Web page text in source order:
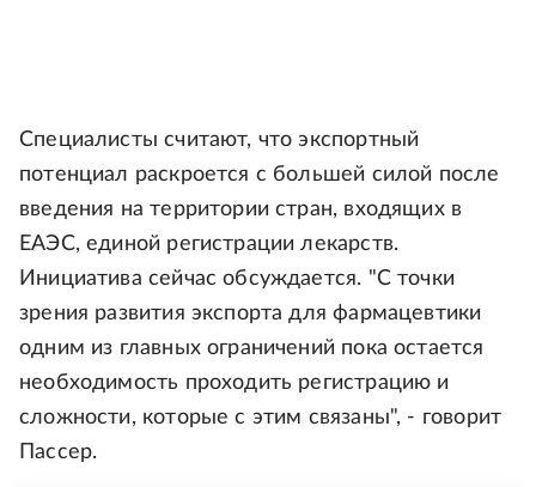
Специалисты считают, что экспортный
потенциал раскроется с большей силой после
введения на территории стран, входящих в
ЕАЭС, единой регистрации лекарств.
Инициатива сейчас обсуждается. "С точки
зрения развития экспорта для фармацевтики
одним из главных ограничений пока остается
необходимость проходить регистрацию и
сложности, которые с этим связаны", - говорит
Пассер.